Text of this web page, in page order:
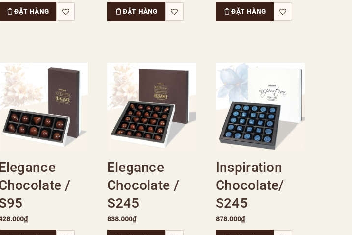
ĐẶT HÀNG ĐẶT HÀNG ĐẶT HÀNG
Elegance
/
Elegance
Chocolate /
S245
838.000₫
Inspiration
Chocolate/
S245
878.000₫